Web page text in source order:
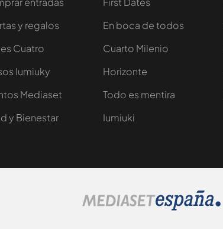
y regalos
Cuatro
Iumiuky
Mediaset
y Bienestar
En boca de todos
Cuarto Milenio
Horizonte
Todo es mentira
Iumiuki